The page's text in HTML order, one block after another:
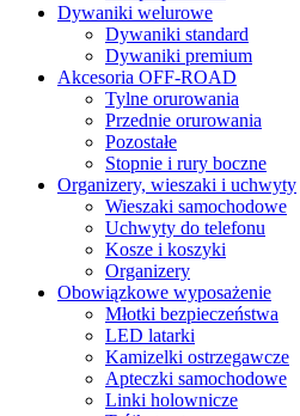
Dywaniki welurowe
Dywaniki standard
Dywaniki premium
Akcesoria OFF-ROAD
Tylne orurowania
Przednie orurowania
Pozostałe
Stopnie i rury boczne
Organizery, wieszaki i uchwyty
Wieszaki samochodowe
Uchwyty do telefonu
Kosze i koszyki
Organizery
Obowiązkowe wyposażenie
Młotki bezpieczeństwa
LED latarki
Kamizelki ostrzegawcze
Apteczki samochodowe
Linki holownicze